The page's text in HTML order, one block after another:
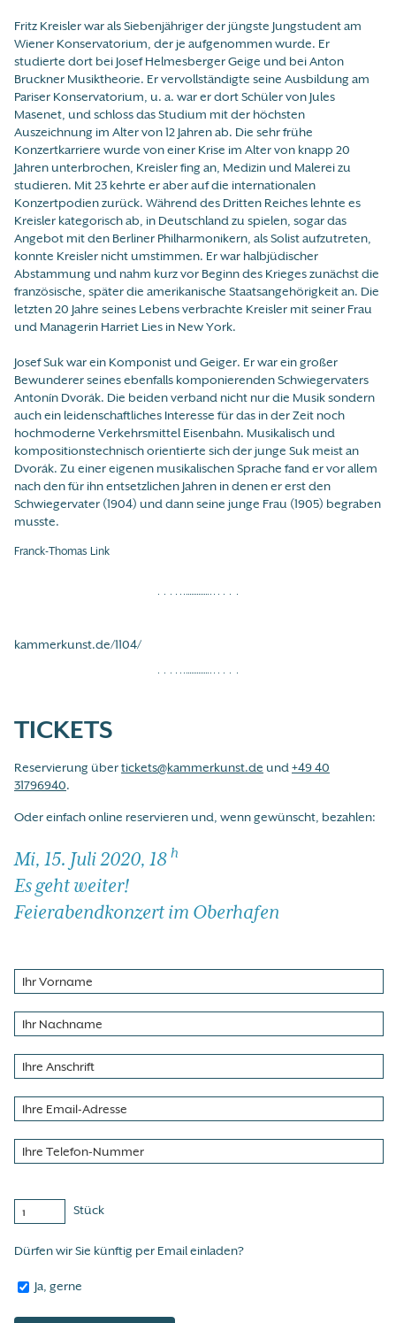
Fritz Kreisler war als Siebenjähriger der jüngste Jungstudent am
Wiener Konservatorium, der je aufgenommen wurde. Er
studierte dort bei Josef Helmesberger Geige und bei Anton
Bruckner Musiktheorie. Er vervollständigte seine Ausbildung am
Pariser Konservatorium, u. a. war er dort Schüler von Jules
Masenet, und schloss das Studium mit der höchsten
Auszeichnung im Alter von 12 Jahren ab. Die sehr frühe
Konzertkarriere wurde von einer Krise im Alter von knapp 20
Jahren unterbrochen, Kreisler fing an, Medizin und Malerei zu
studieren. Mit 23 kehrte er aber auf die internationalen
Konzertpodien zurück. Während des Dritten Reiches lehnte es
Kreisler kategorisch ab, in Deutschland zu spielen, sogar das
Angebot mit den Berliner Philharmonikern, als Solist aufzutreten,
konnte Kreisler nicht umstimmen. Er war halbjüdischer
Abstammung und nahm kurz vor Beginn des Krieges zunächst die
französische, später die amerikanische Staatsangehörigkeit an. Die
letzten 20 Jahre seines Lebens verbrachte Kreisler mit seiner Frau
und Managerin Harriet Lies in New York.
Josef Suk war ein Komponist und Geiger. Er war ein großer
Bewunderer seines ebenfalls komponierenden Schwiegervaters
Antonín Dvorák. Die beiden verband nicht nur die Musik sondern
auch ein leidenschaftliches Interesse für das in der Zeit noch
hochmoderne Verkehrsmittel Eisenbahn. Musikalisch und
kompositionstechnisch orientierte sich der junge Suk meist an
Dvorák. Zu einer eigenen musikalischen Sprache fand er vor allem
nach den für ihn entsetzlichen Jahren in denen er erst den
Schwiegervater (1904) und dann seine junge Frau (1905) begraben
musste.
Franck-Thomas Link
kammerkunst.de/1104/
TICKETS
Reservierung übertickets@kammerkunst.de und+49 40
31796940.
Oder einfach online reservieren und, wenn gewünscht, bezahlen:
Mi, 15. Juli 2020, 18 h
Es geht weiter!
Feierabendkonzert im Oberhafen
Stück
Dürfen wir Sie künftig per Email einladen?
Ja, gerne